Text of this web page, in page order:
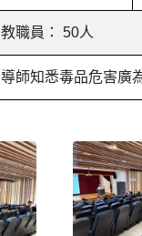
教職員： 50人
導師知悉毒品危害廣